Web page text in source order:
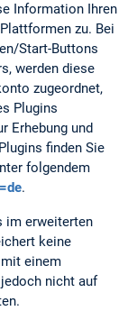
Information Ihren
zu. Bei
Start-Buttons
werden diese
zugeordnet,
Plugins
Erhebung und
finden Sie
folgendem
.
im erweiterten
keine
einem
nicht auf